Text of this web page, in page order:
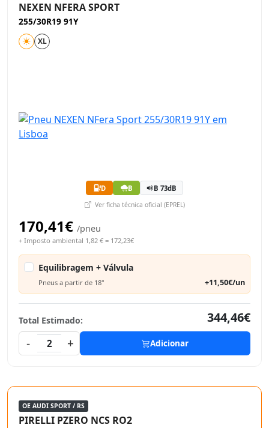
NEXEN NFERA SPORT
255/30R19 91Y
XL
D B B 73dB
Ver ficha técnica oficial (EPREL)
170,41€ /pneu
+ Imposto ambiental 1,82 € = 172,23€
Equilibragem + Válvula
Pneus a partir de 18" +11,50€/un
Total Estimado:
344,46€
-
2 + Adicionar
OE AUDI SPORT / RS
PIRELLI PZERO NCS RO2